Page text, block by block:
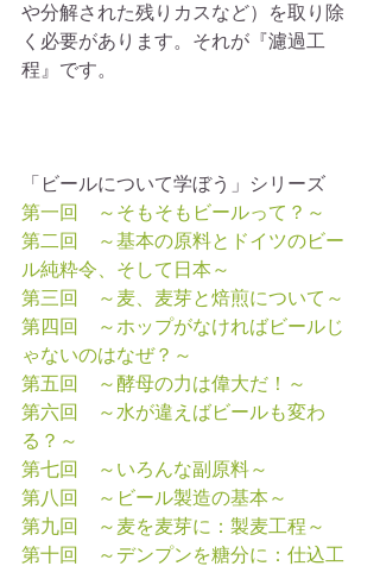
や分解された残りカスなど）を取り除
く必要があります。それが『濾過工
程』です。
「ビールについて学ぼう」シリーズ
第一回　～そもそもビールって？～
第二回　～基本の原料とドイツのビー
ル純粋令、そして日本～
第三回　～麦、麦芽と焙煎について～
第四回　～ホップがなければビールじ
ゃないのはなぜ？～
第五回　～酵母の力は偉大だ！～
第六回　～水が違えばビールも変わ
る？～
第七回　～いろんな副原料～
第八回　～ビール製造の基本～
第九回　～麦を麦芽に：製麦工程～
第十回　～デンプンを糖分に：仕込工